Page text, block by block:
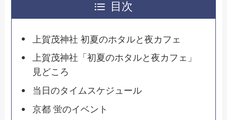
目次
上賀茂神社 初夏のホタルと夜カフェ
上賀茂神社「初夏のホタルと夜カフェ」
見どころ
当日のタイムスケジュール
京都 蛍のイベント